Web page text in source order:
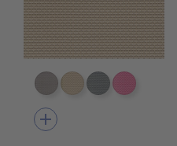
DB0104 TAUPE
DB0113 BEIGE
DB0114
add